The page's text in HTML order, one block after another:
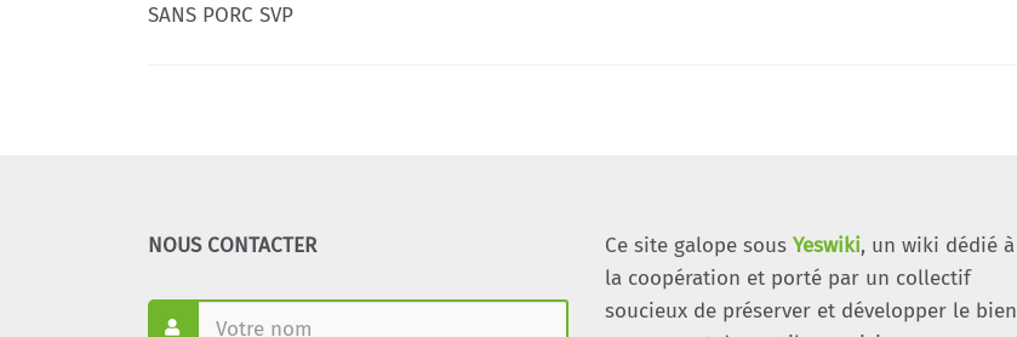
SANS PORC SVP
NOUS CONTACTER Ce site galope sous Yeswiki, un wiki dédié à
la coopération et porté par un collectif
soucieux de préserver et développer le bien